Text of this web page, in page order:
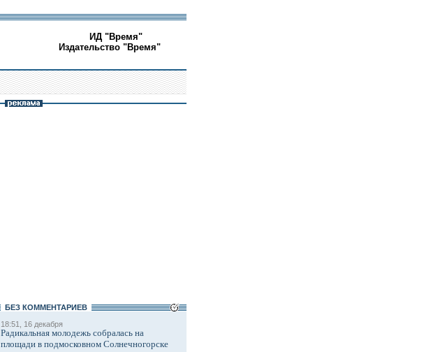
ИД "Время"
Издательство "Время"
БЕЗ КОМMЕНТАРИЕВ
18:51, 16 декабря
Радикальная молодежь собралась на
площади в подмосковном Солнечногорске